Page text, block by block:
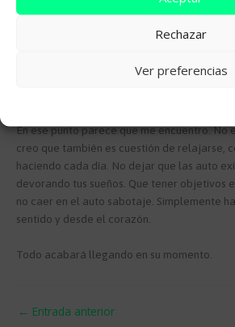
Rechazar
Ver preferencias
¿Y si no me da para pagar el autónomo?
¿Y cómo monto yo un equipo que trabaje
En ese punto parece que me encuentro. No
creo que también es cuestión de relajarse,
haciendo cada día. No dejar que las auto
devorando tus sueños. Que tener objetivos
no caer en el auto sabotaje. Simplemente
sentido y desde el corazón.
Todo acabará llegando en su momento.
← Entrada anterior